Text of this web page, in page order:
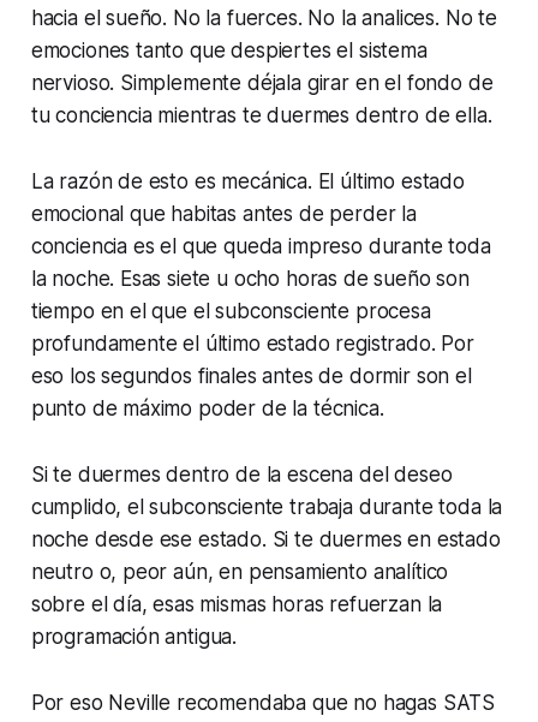
hacia el sueño. No la fuerces. No la analices. No te
emociones tanto que despiertes el sistema
nervioso. Simplemente déjala girar en el fondo de
tu conciencia mientras te duermes dentro de ella.
La razón de esto es mecánica. El último estado
emocional que habitas antes de perder la
conciencia es el que queda impreso durante toda
la noche. Esas siete u ocho horas de sueño son
tiempo en el que el subconsciente procesa
profundamente el último estado registrado. Por
eso los segundos finales antes de dormir son el
punto de máximo poder de la técnica.
Si te duermes dentro de la escena del deseo
cumplido, el subconsciente trabaja durante toda la
noche desde ese estado. Si te duermes en estado
neutro o, peor aún, en pensamiento analítico
sobre el día, esas mismas horas refuerzan la
programación antigua.
Por eso Neville recomendaba que no hagas SATS